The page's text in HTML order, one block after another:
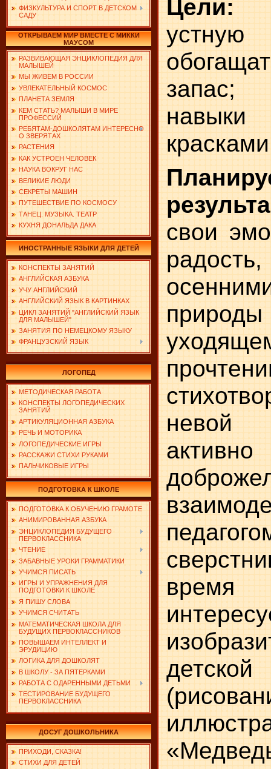
ФИЗКУЛЬТУРА И СПОРТ В ДЕТСКОМ
САДУ
ОТКРЫВАЕМ МИР ВМЕСТЕ С МИККИ
МАУСОМ
РАЗВИВАЮЩАЯ ЭНЦИКЛОПЕДИЯ ДЛЯ
МАЛЫШЕЙ
МЫ ЖИВЕМ В РОССИИ
УВЛЕКАТЕЛЬНЫЙ КОСМОС
ПЛАНЕТА ЗЕМЛЯ
КЕМ СТАТЬ? МАЛЫШИ В МИРЕ
ПРОФЕССИЙ
РЕБЯТАМ-ДОШКОЛЯТАМ ИНТЕРЕСНО
О ЗВЕРЯТАХ
РАСТЕНИЯ
КАК УСТРОЕН ЧЕЛОВЕК
НАУКА ВОКРУГ НАС
ВЕЛИКИЕ ЛЮДИ
СЕКРЕТЫ МАШИН
ПУТЕШЕСТВИЕ ПО КОСМОСУ
ТАНЕЦ. МУЗЫКА. ТЕАТР
КУХНЯ ДОНАЛЬДА ДАКА
ИНОСТРАННЫЕ ЯЗЫКИ ДЛЯ ДЕТЕЙ
КОНСПЕКТЫ ЗАНЯТИЙ
АНГЛИЙСКАЯ АЗБУКА
УЧУ АНГЛИЙСКИЙ
АНГЛИЙСКИЙ ЯЗЫК В КАРТИНКАХ
ЦИКЛ ЗАНЯТИЙ "АНГЛИЙСКИЙ ЯЗЫК
ДЛЯ МАЛЫШЕЙ"
ЗАНЯТИЯ ПО НЕМЕЦКОМУ ЯЗЫКУ
ФРАНЦУЗСКИЙ ЯЗЫК
ЛОГОПЕД
МЕТОДИЧЕСКАЯ РАБОТА
КОНСПЕКТЫ ЛОГОПЕДИЧЕСКИХ
ЗАНЯТИЙ
АРТИКУЛЯЦИОННАЯ АЗБУКА
РЕЧЬ И МОТОРИКА
ЛОГОПЕДИЧЕСКИЕ ИГРЫ
РАССКАЖИ СТИХИ РУКАМИ
ПАЛЬЧИКОВЫЕ ИГРЫ
ПОДГОТОВКА К ШКОЛЕ
ПОДГОТОВКА К ОБУЧЕНИЮ ГРАМОТЕ
АНИМИРОВАННАЯ АЗБУКА
ЭНЦИКЛОПЕДИЯ БУДУЩЕГО
ПЕРВОКЛАССНИКА
ЧТЕНИЕ
ЗАБАВНЫЕ УРОКИ ГРАММАТИКИ
УЧИМСЯ ПИСАТЬ
ИГРЫ И УПРАЖНЕНИЯ ДЛЯ
ПОДГОТОВКИ К ШКОЛЕ
Я ПИШУ СЛОВА
УЧИМСЯ СЧИТАТЬ
МАТЕМАТИЧЕСКАЯ ШКОЛА ДЛЯ
БУДУЩИХ ПЕРВОКЛАССНИКОВ
ПОВЫШАЕМ ИНТЕЛЛЕКТ И
ЭРУДИЦИЮ
ЛОГИКА ДЛЯ ДОШКОЛЯТ
В ШКОЛУ - ЗА ПЯТЕРКАМИ
РАБОТА С ОДАРЕННЫМИ ДЕТЬМИ
ТЕСТИРОВАНИЕ БУДУЩЕГО
ПЕРВОКЛАССНИКА
ДОСУГ ДОШКОЛЬНИКА
ПРИХОДИ, СКАЗКА!
СТИХИ ДЛЯ ДЕТЕЙ
Цели:
запас;
свои
детской